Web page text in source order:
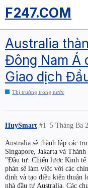
F247.COM
Australia
Đông Nam Á
Giao dịch
Thị trường trong nước
HuySmart 5 Tháng Ba
#1
Australia sẽ thành lập các
Singapore, Jakarta và
"Đầu tư: Chiến lược Kinh tế
phán sẽ làm việc với các
định và tạo điều kiện thuận
nhà đầu tư Australia. Các